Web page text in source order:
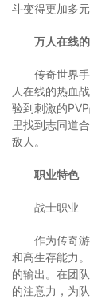
斗变得更加多
万人在线
传奇世界
人在线的热血
验到刺激的
里找到志同道
敌人。
职业特色
战士职业
作为传奇
和高生存能力
的输出。在团
的注意力，为